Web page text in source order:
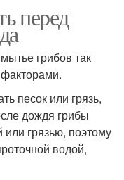
перед
грибов так
песок или грязь,
дождя грибы
или грязью, поэтому
водой,